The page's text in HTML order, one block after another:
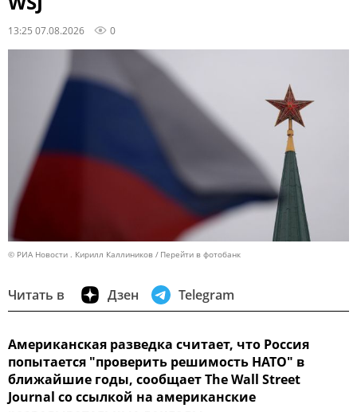
13:25 07.08.2026 0
© РИА Новости . Кирилл Каллиников Перейти в фотобанк
Читать в Дзен Telegram
Американская разведка считает, что Россия
попытается "проверить решимость НАТО" в
ближайшие годы, сообщает The Wall Street
Journal со ссылкой на американские